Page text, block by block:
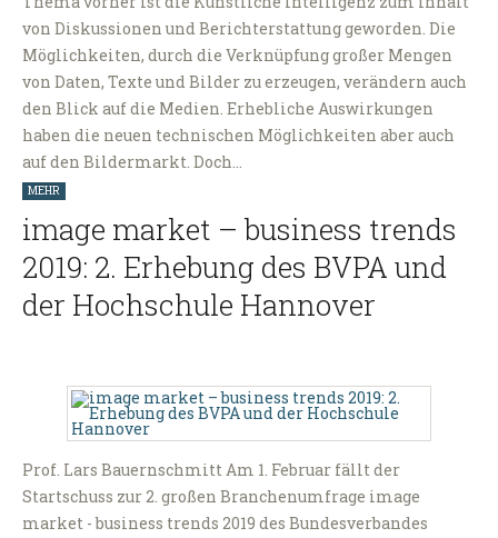
von Diskussionen und Berichterstattung geworden. Die
Möglichkeiten, durch die Verknüpfung großer Mengen
von Daten, Texte und Bilder zu erzeugen, verändern auch
den Blick auf die Medien. Erhebliche Auswirkungen
haben die neuen technischen Möglichkeiten aber auch
auf den Bildermarkt. Doch…
MEHR
image market – business trends
2019: 2. Erhebung des BVPA und
der Hochschule Hannover
Prof. Lars Bauernschmitt Am 1. Februar fällt der
Startschuss zur 2. großen Branchenumfrage image
market - business trends 2019 des Bundesverbandes